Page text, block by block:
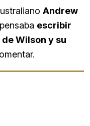
Andrew
escribir
Wilson y su